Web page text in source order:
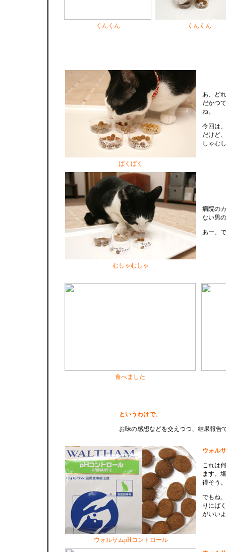
くんくん くんくん
ぱくぱく
あ、ど
だかつ
ね。
今回は
だけど
しゃむ
むしゃむしゃ
病院の
ない男
あー、
食べました
というわけで、
お味の感想などを交えつつ、結果報告
ウォルサムpHコントロール
ウォル
これは
ます。
得そう。
でもね
りにば
がいい